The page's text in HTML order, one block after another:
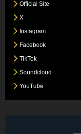
Official Site
X
Instagram
Facebook
TikTok
Soundcloud
YouTube